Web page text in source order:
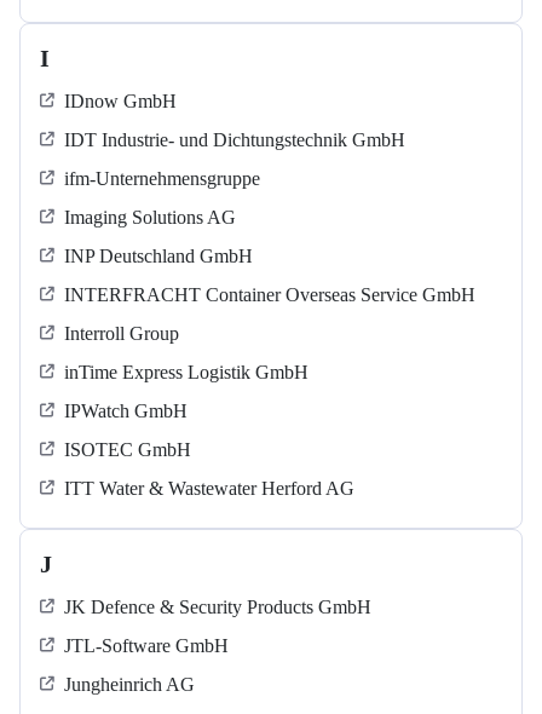
I
IDnow GmbH
IDT Industrie- und Dichtungstechnik GmbH
ifm-Unternehmensgruppe
Imaging Solutions AG
INP Deutschland GmbH
INTERFRACHT Container Overseas Service GmbH
Interroll Group
inTime Express Logistik GmbH
IPWatch GmbH
ISOTEC GmbH
ITT Water & Wastewater Herford AG
J
JK Defence & Security Products GmbH
JTL-Software GmbH
Jungheinrich AG